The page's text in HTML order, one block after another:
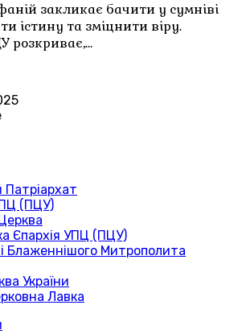
закликає бачити у сумніві
істину та зміцнити віру.
розкриває,…
Патріархат
(ПЦУ)
Єпархія УПЦ (ПЦУ)
Блаженнішого Митрополита
України
Лавка